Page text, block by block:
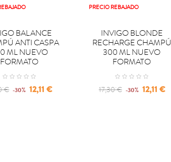
BALANCE
ANTI CASPA
ML NUEVO
FORMATO
€ -30% Precio
12,11 €
PRECIO REBAJADO
INVIGO BLONDE
RECHARGE CHAMPÚ
300 ML NUEVO
FORMATO
Regular
17,30 € -30% Precio
12,11 €